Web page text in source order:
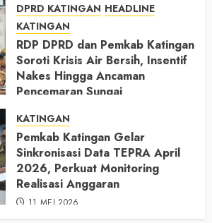
DPRD KATINGAN HEADLINE
KATINGAN
RDP DPRD dan Pemkab Katingan
Soroti Krisis Air Bersih, Insentif
Nakes Hingga Ancaman
Pencemaran Sungai
KATINGAN
Pemkab Katingan Gelar
Sinkronisasi Data TEPRA April
2026, Perkuat Monitoring
Realisasi Anggaran
11 MEI 2026